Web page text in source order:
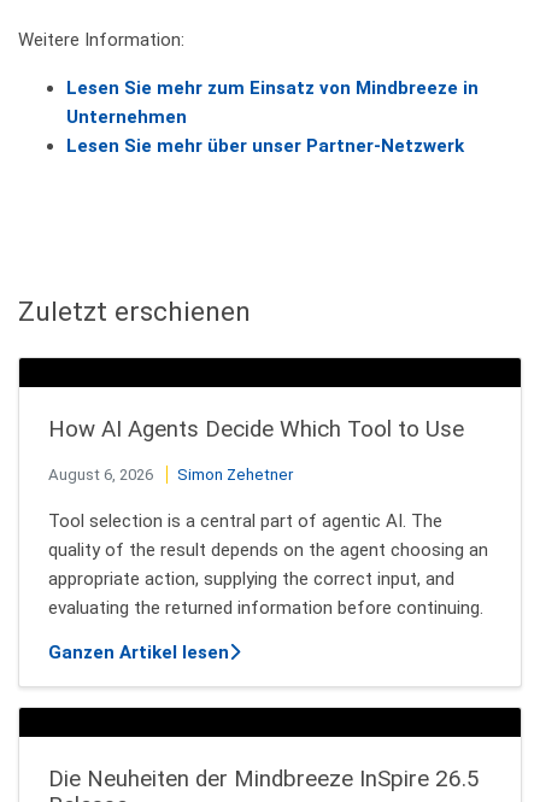
Weitere Information:
Lesen Sie mehr zum Einsatz von Mindbreeze in
Unternehmen
Lesen Sie mehr über unser Partner-Netzwerk
Zuletzt erschienen
How AI Agents Decide Which Tool to Use
August 6, 2026 Simon Zehetner
Tool selection is a central part of agentic AI. The
quality of the result depends on the agent choosing an
appropriate action, supplying the correct input, and
evaluating the returned information before continuing.
Ganzen Artikel lesenüber How AI Agents Decide Which
Die Neuheiten der Mindbreeze InSpire 26.5